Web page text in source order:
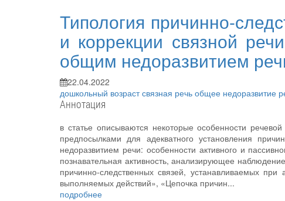
Типология причинно-
и коррекции связной
общим недоразвитием
22.04.2022
дошкольный возрастсвязная речь общее недоразвитие
Аннотация
в статье описываются некоторые особенности
предпосылками для адекватного установления
недоразвитием речи: особенности активного и
познавательная активность, анализирующее
причинно-следственных связей, устанавливаемых
выполняемых действий», «Цепочка причин...
подробнее